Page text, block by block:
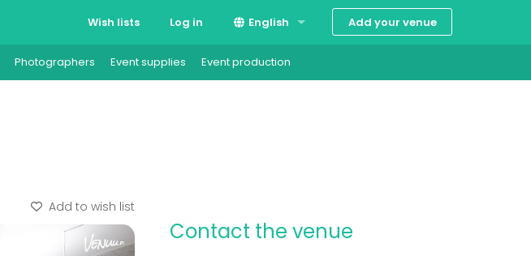
Wish lists Log in English
Suomi
Add your venue
Photographers Event supplies Event production
Add to wish list
Contact the venue